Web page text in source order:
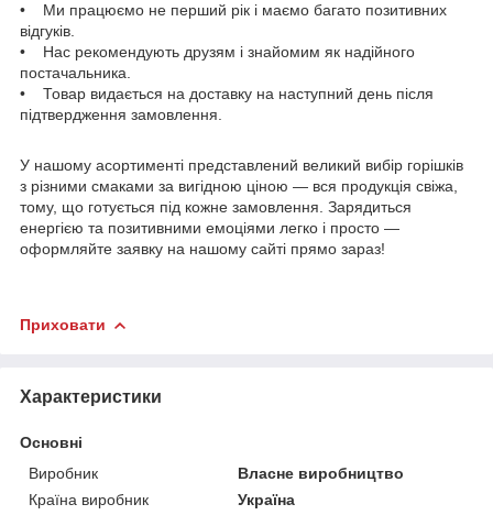
• Ми працюємо не перший рік і маємо багато позитивних
відгуків.
• Нас рекомендують друзям і знайомим як надійного
постачальника.
• Товар видається на доставку на наступний день після
підтвердження замовлення.
У нашому асортименті представлений великий вибір горішків
з різними смаками за вигідною ціною — вся продукція свіжа,
тому, що готується під кожне замовлення. Зарядиться
енергією та позитивними емоціями легко і просто —
оформляйте заявку на нашому сайті прямо зараз!
Приховати
Характеристики
Основні
Виробник
Власне виробництво
Країна виробник
Україна